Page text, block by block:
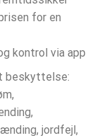
for en
kontrol via app
beskyttelse:
jordfejl,